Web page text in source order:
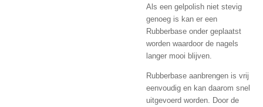
Als een gelpolish niet stevig
genoeg is kan er een
Rubberbase onder geplaatst
worden waardoor de nagels
langer mooi blijven.
Rubberbase aanbrengen is vrij
eenvoudig en kan daarom snel
uitgevoerd worden. Door de